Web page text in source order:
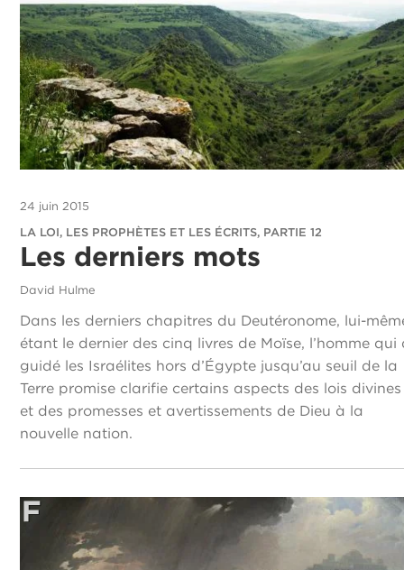
24 juin 2015
LA LOI, LES PROPHÈTES ET LES ÉCRITS, PARTIE 12
Les derniers mots
David Hulme
Dans les derniers chapitres du Deutéronome, lui-
étant le dernier des cinq livres de Moïse, l’homme qui
guidé les Israélites hors d’Égypte jusqu’au seuil de la
Terre promise clarifie certains aspects des lois divines
et des promesses et avertissements de Dieu à la
nouvelle nation.